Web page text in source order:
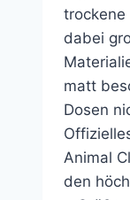
dabei
matt
Dosen
Animal
den